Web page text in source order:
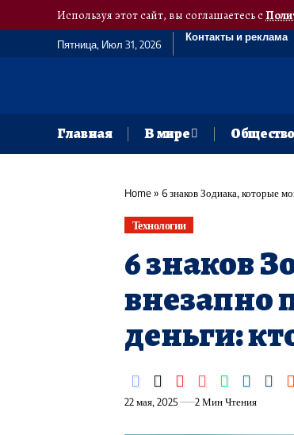
Используя этот сайт, вы соглашаетесь с
Пятница, Июл 31, 2026
Контакты и реклама
Главная В мире Общество
Home» 6 знаков Зодиака, которые
Технологии
6 знаков
внезапно
деньги:
22 мая, 2025 2 Мин Чтения